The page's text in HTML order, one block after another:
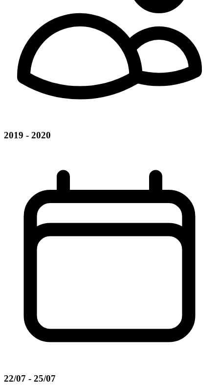
2019 - 2020
22/07 - 25/07